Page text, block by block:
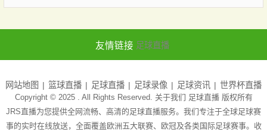
友情链接 足球直播
网站地图 篮球直播 足球直播 足球录像 足球资讯 世界杯直播
Copyright © 2025 . All Rights Reserved. 关于我们 足球直播版权所有
JRS直播为您提供全网流畅、高清的足球直播服务。我们专注于全球足球赛
事的实时在线放送，全面覆盖欧洲五大联赛、欧冠及各类国际足球赛事。收